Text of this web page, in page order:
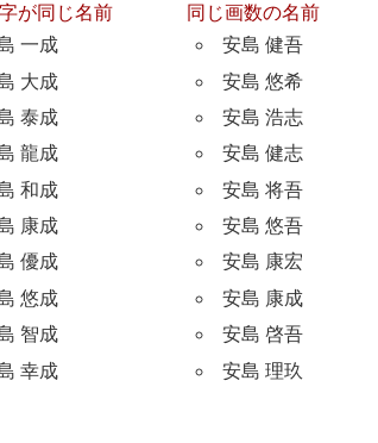
が同じ名前
一成
大成
泰成
龍成
和成
康成
優成
悠成
智成
幸成
同じ画数の名前
安島 健吾
安島 悠希
安島 浩志
安島 健志
安島 将吾
安島 悠吾
安島 康宏
安島 康成
安島 啓吾
安島 理玖